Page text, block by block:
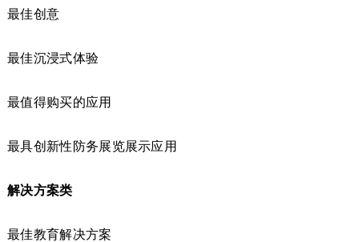
最佳创意
最佳沉浸式体验
最值得购买的应用
最具创新性防务展览展示应用
解决方案类
最佳教育解决方案